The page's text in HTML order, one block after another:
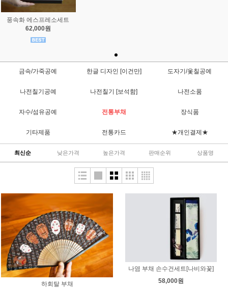
풍속화 에스프레소세트
62,000원
금속/가죽공예 한글 디자인 [이건만] 도자기/옻칠공예
나전칠기공예 나전칠기 [보석함] 나전소품
자수/섬유공예 전통부채 장식품
기타제품 전통카드 ★개인결제★
최신순 낮은가격 높은가격 판매순위 상품명
하회탈 부채
나염 부채 손수건세트[나비와꽃]
58,000원